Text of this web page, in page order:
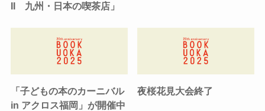
II 九州・日本の喫茶店」
「子どもの本のカーニバル
in アクロス福岡」が開催中
夜桜花見大会終了